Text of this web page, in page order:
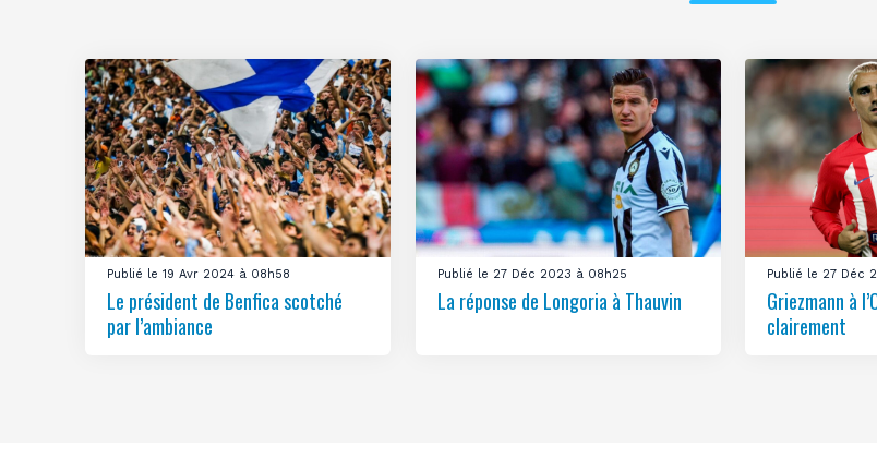
Publié le 19 Avr 2024 à 08h58
Le président de Benfica scotché
par l’ambiance
Publié le 27 Déc 2023 à 08h25
La réponse de Longoria à Thauvin
Publié le 27 Déc
Griezmann à
clairement